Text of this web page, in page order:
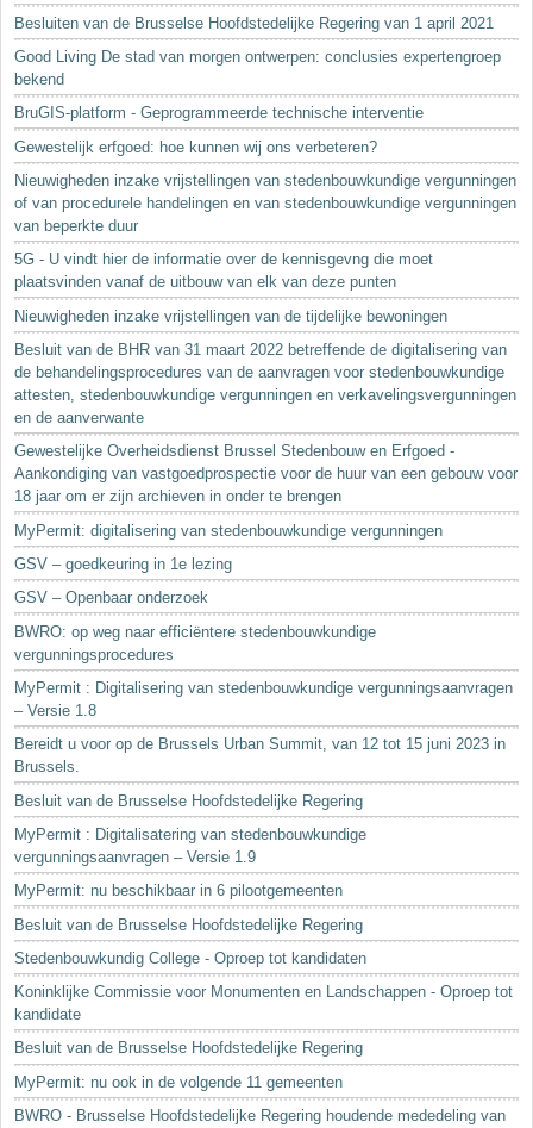
Besluiten van de Brusselse Hoofdstedelijke Regering van 1 april 2021
Good Living De stad van morgen ontwerpen: conclusies expertengroep
bekend
BruGIS-platform - Geprogrammeerde technische interventie
Gewestelijk erfgoed: hoe kunnen wij ons verbeteren?
Nieuwigheden inzake vrijstellingen van stedenbouwkundige vergunningen
of van procedurele handelingen en van stedenbouwkundige vergunningen
van beperkte duur
5G - U vindt hier de informatie over de kennisgevng die moet
plaatsvinden vanaf de uitbouw van elk van deze punten
Nieuwigheden inzake vrijstellingen van de tijdelijke bewoningen
Besluit van de BHR van 31 maart 2022 betreffende de digitalisering van
de behandelingsprocedures van de aanvragen voor stedenbouwkundige
attesten, stedenbouwkundige vergunningen en verkavelingsvergunningen
en de aanverwante
Gewestelijke Overheidsdienst Brussel Stedenbouw en Erfgoed -
Aankondiging van vastgoedprospectie voor de huur van een gebouw voor
18 jaar om er zijn archieven in onder te brengen
MyPermit: digitalisering van stedenbouwkundige vergunningen
GSV – goedkeuring in 1e lezing
GSV – Openbaar onderzoek
BWRO: op weg naar efficiëntere stedenbouwkundige
vergunningsprocedures
MyPermit : Digitalisering van stedenbouwkundige vergunningsaanvragen
– Versie 1.8
Bereidt u voor op de Brussels Urban Summit, van 12 tot 15 juni 2023 in
Brussels.
Besluit van de Brusselse Hoofdstedelijke Regering
MyPermit : Digitalisatering van stedenbouwkundige
vergunningsaanvragen – Versie 1.9
MyPermit: nu beschikbaar in 6 pilootgemeenten
Besluit van de Brusselse Hoofdstedelijke Regering
Stedenbouwkundig College - Oproep tot kandidaten
Koninklijke Commissie voor Monumenten en Landschappen - Oproep tot
kandidate
Besluit van de Brusselse Hoofdstedelijke Regering
MyPermit: nu ook in de volgende 11 gemeenten
BWRO - Brusselse Hoofdstedelijke Regering houdende mededeling van